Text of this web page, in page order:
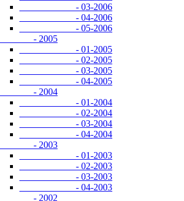
- 03-2006
- 04-2006
- 05-2006
- 2005
- 01-2005
- 02-2005
- 03-2005
- 04-2005
- 2004
- 01-2004
- 02-2004
- 03-2004
- 04-2004
- 2003
- 01-2003
- 02-2003
- 03-2003
- 04-2003
- 2002